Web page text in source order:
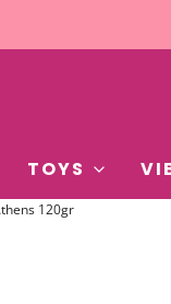
TOYS
120gr